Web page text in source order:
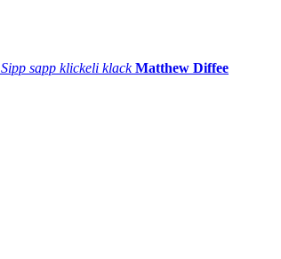
Sipp sapp klickeli klack Matthew Diffee